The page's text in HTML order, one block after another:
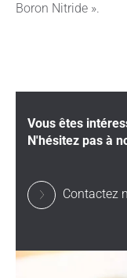
Boron Nitride ».
Vous êtes
N'hésitez pas à
Contactez